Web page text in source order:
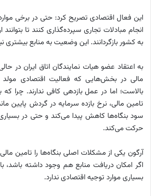
این فعال اقتصادی تصریح کرد: حتی در برخی موارد،
انجام مبادلات تجاری سپرده‌گذاری کنند تا بتوانند
به کشور بازگردانند. این وضعیت به منابع بیشتری
به اعتقاد عضو هیات نمایندگان اتاق ایران در
مالی در بخش‌هایی که فعالیت اقتصادی مولد و
بالاست؛ اما در عمل بازدهی کافی ندارند. چرا که
تامین مالی، نرخ بازده سرمایه در گردش پایین
سود بنگاه‌ها کاهش پیدا می‌کند و حتی در
حرکت می‌کند.
آرگون یکی از مشکلات اصلی بنگاه‌ها را تامین
اگر امکان دریافت منابع هم وجود داشته باشد،
بسیاری موارد توجیه اقتصادی ندارد.